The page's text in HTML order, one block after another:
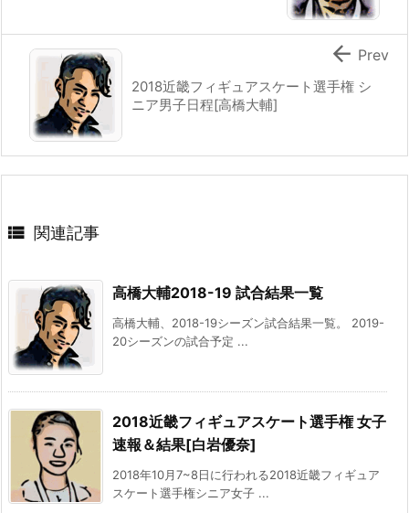
2018近畿フィギュアスケート選手権 シ
ニア男子日程[高橋大輔]
 Prev
 関連記事
高橋大輔2018-19 試合結果一覧
高橋大輔、2018-19シーズン試合結果一覧。 2019-
20シーズンの試合予定 ...
2018近畿フィギュアスケート選手権 女子
速報＆結果[白岩優奈]
2018年10月7~8日に行われる2018近畿フィギュア
スケート選手権シニア女子 ...